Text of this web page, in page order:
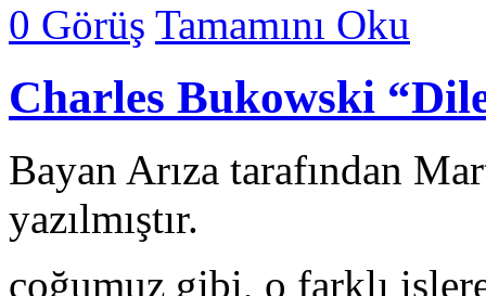
0 Görüş Tamamını Oku
Charles Bukowski
Bayan Arıza tarafından
yazılmıştır.
çoğumuz gibi, o farklı